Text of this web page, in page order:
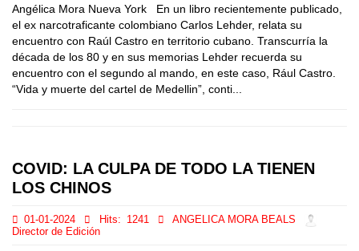
Angélica Mora Nueva York En un libro recientemente publicado,
el ex narcotraficante colombiano Carlos Lehder, relata su
encuentro con Raúl Castro en territorio cubano. Transcurría la
década de los 80 y en sus memorias Lehder recuerda su
encuentro con el segundo al mando, en este caso, Rául Castro.
“Vida y muerte del cartel de Medellin”, conti...
COVID: LA CULPA DE TODO LA TIENEN
LOS CHINOS
01-01-2024 Hits: 1241
ANGELICA MORA BEALS
Director de Edición